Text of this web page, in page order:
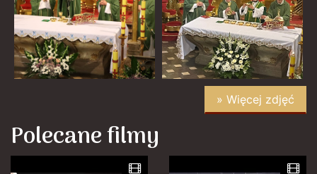
» Więcej zdjęć
Polecane filmy